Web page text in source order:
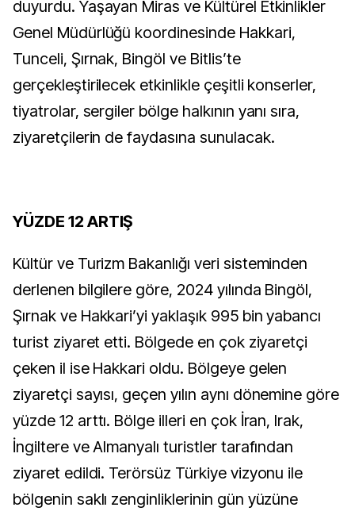
duyurdu. Yaşayan Miras ve Kültürel Etkinlikler
Genel Müdürlüğü koordinesinde Hakkari,
Tunceli, Şırnak, Bingöl ve Bitlis’te
gerçekleştirilecek etkinlikle çeşitli konserler,
tiyatrolar, sergiler bölge halkının yanı sıra,
ziyaretçilerin de faydasına sunulacak.
YÜZDE 12 ARTIŞ
Kültür ve Turizm Bakanlığı veri sisteminden
derlenen bilgilere göre, 2024 yılında Bingöl,
Şırnak ve Hakkari’yi yaklaşık 995 bin yabancı
turist ziyaret etti. Bölgede en çok ziyaretçi
çeken il ise Hakkari oldu. Bölgeye gelen
ziyaretçi sayısı, geçen yılın aynı dönemine göre
yüzde 12 arttı. Bölge illeri en çok İran, Irak,
İngiltere ve Almanyalı turistler tarafından
ziyaret edildi. Terörsüz Türkiye vizyonu ile
bölgenin saklı zenginliklerinin gün yüzüne